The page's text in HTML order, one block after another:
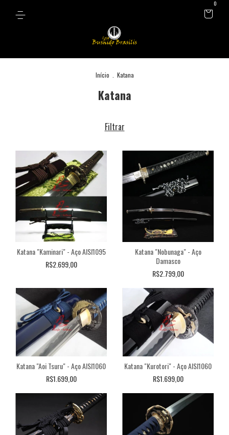
0
Início Katana
Katana
Filtrar
Katana "Kaminari" - Aço AISI1095
R$2.699,00
Katana "Nobunaga" - Aço
Damasco
R$2.799,00
Katana "Aoi Tsuru" - Aço AISI1060
R$1.699,00
Katana "Kurotori" - Aço AISI1060
R$1.699,00